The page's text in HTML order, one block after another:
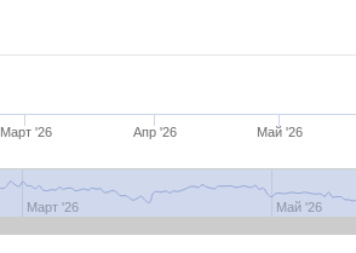
Март '26 Апр '26 Май '26
Март '26 Май '26